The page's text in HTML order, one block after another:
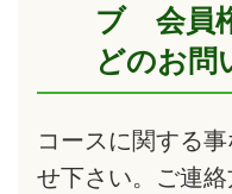
ブ 会員
どのお問
コースに関する
せ下さい。ご連